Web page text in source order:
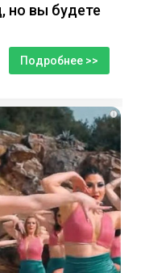
но вы будете
Подробнее >>
i